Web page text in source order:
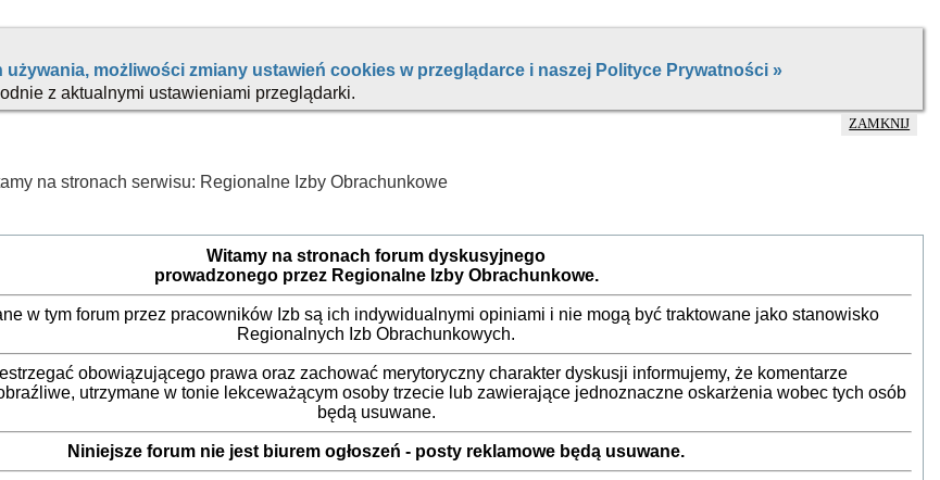
ZAMKNIJ
Witamy na stronach forum dyskusyjnego
prowadzonego przez Regionalne Izby Obrachunkowe.
w tym forum przez pracowników Izb są ich indywidualnymi opiniami i nie mogą być traktowane jako stanowisko
Regionalnych Izb Obrachunkowych.
obowiązującego prawa oraz zachować merytoryczny charakter dyskusji informujemy, że komentarze
utrzymane w tonie lekceważącym osoby trzecie lub zawierające jednoznaczne oskarżenia wobec tych osób
będą usuwane.
Niniejsze forum nie jest biurem ogłoszeń - posty reklamowe będą usuwane.